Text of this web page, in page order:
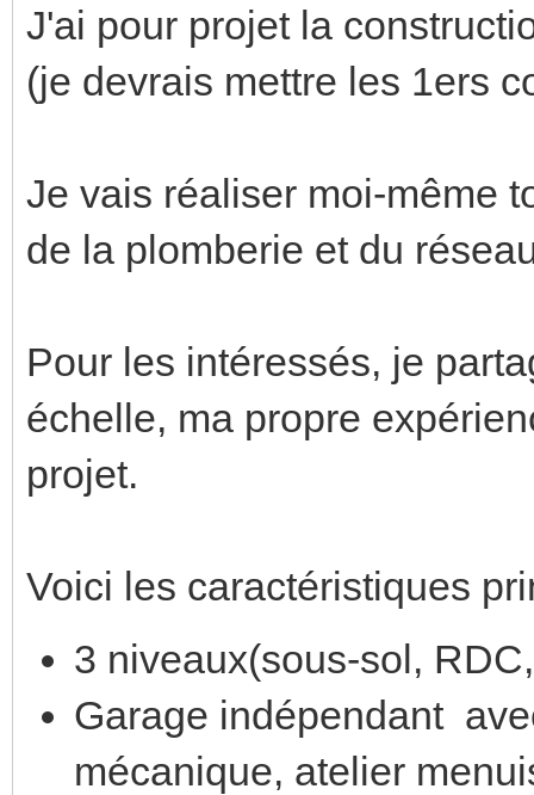
J'ai pour projet la
(je devrais mettre les 1ers
Je vais réaliser moi-même
de la plomberie et du
Pour les intéressés, je
échelle, ma propre
projet.
Voici les caractéristiques
3 niveaux(sous-sol,
Garage indépendant
mécanique, atelier